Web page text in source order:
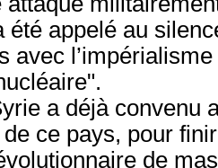
été appelé au
avec
a déjà convenu
ce pays, pour
de